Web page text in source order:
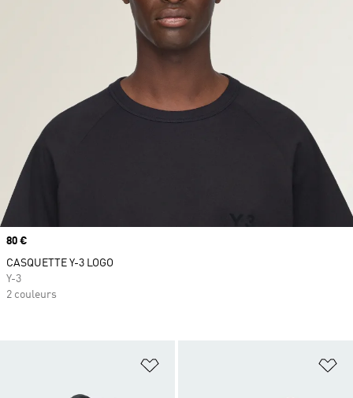
Ajouter à la Liste de produits
Prix
80 €
CASQUETTE Y-3 LOGO
Y-3
2 couleurs